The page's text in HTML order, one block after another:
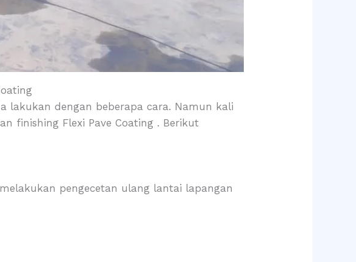
lakukan dengan beberapa cara. Namun kali
finishing Flexi Pave Coating . Berikut
pengecetan ulang lantai lapangan